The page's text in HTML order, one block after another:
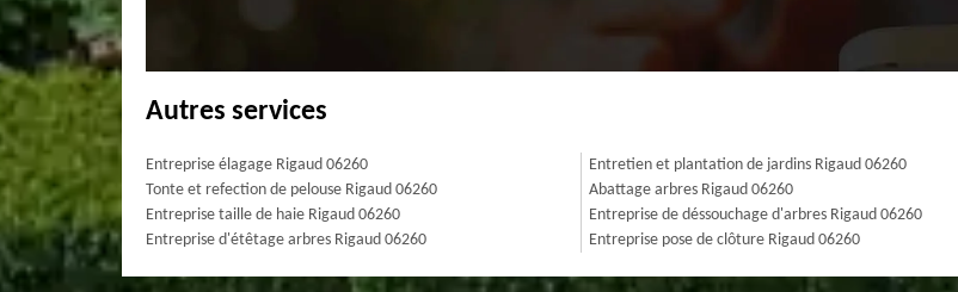
Autres services
Entreprise élagage Rigaud 06260
Tonte et refection de pelouse Rigaud 06260
Entreprise taille de haie Rigaud 06260
Entreprise d'étêtage arbres Rigaud 06260
Entretien et plantation de jardins Rigaud 06260
Abattage arbres Rigaud 06260
Entreprise de déssouchage d'arbres Rigaud 06260
Entreprise pose de clôture Rigaud 06260